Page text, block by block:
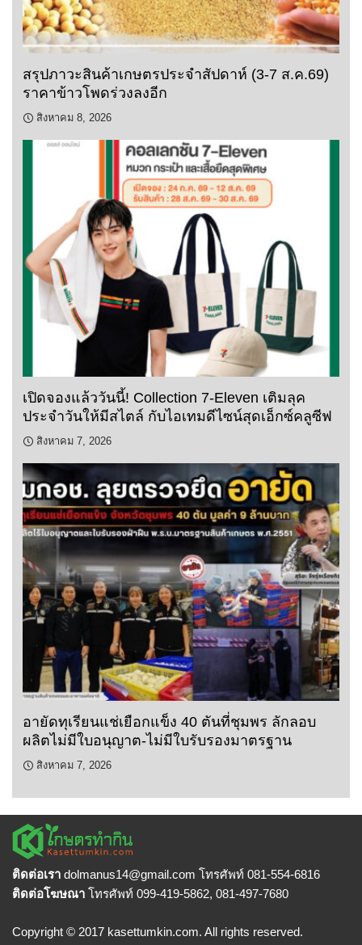
สรุปภาวะสินค้าเกษตรประจำสัปดาห์ (3-7 ส.ค.69)
ราคาข้าวโพดร่วงลงอีก
สิงหาคม 8, 2026
เปิดจองแล้ววันนี้! Collection 7-Eleven เติมลุค
ประจำวันให้มีสไตล์ กับไอเทมดีไซน์สุดเอ็กซ์คลูซีฟ
สิงหาคม 7, 2026
อายัดทุเรียนแช่เยือกแข็ง 40 ตันที่ชุมพร ลักลอบ
ผลิตไม่มีใบอนุญาต-ไม่มีใบรับรองมาตรฐาน
สิงหาคม 7, 2026
ติดต่อเรา dolmanus14@gmail.com โทรศัพท์ 081-554-6816
ติดต่อโฆษณา โทรศัพท์ 099-419-5862, 081-497-7680
Copyright © 2017 kasettumkin.com. All rights reserved.